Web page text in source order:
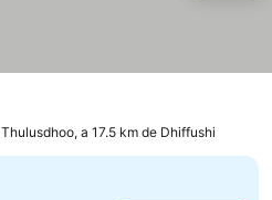
Thulusdhoo, a 17.5 km de Dhiffushi